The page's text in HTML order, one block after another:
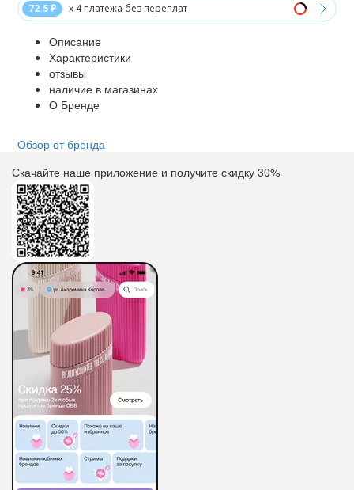
72.5 ₽ x 4 платежа без переплат
Описание
Характеристики
отзывы
наличие в магазинах
О Бренде
Обзор от бренда
Скачайте наше приложение и получите скидку 30%